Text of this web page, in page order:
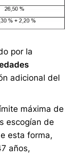
por la
adicional del
máxima de
escogían de
esta forma,
años,